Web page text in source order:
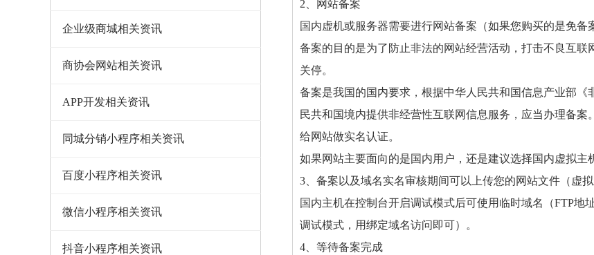
企业级商城相关资讯
商协会网站相关资讯
APP开发相关资讯
同城分销小程序相关资讯
百度小程序相关资讯
微信小程序相关资讯
抖音小程序相关资讯
2、网站备案
国内虚机或服务器需要进行网站备案（如果您购买的是免备
备案的目的是为了防止非法的网站经营活动，打击不良互
关停。
备案是我国的国内要求，根据中华人民共和国信息产业部
民共和国境内提供非经营性互联网信息服务，应当办理备
给网站做实名认证。
如果网站主要面向的是国内用户，还是建议选择国内虚拟主
3、备案以及域名实名审核期间可以上传您的网站文件（虚拟
国内主机在控制台开启调试模式后可使用临时域名（FTP
调试模式，用绑定域名访问即可）。
4、等待备案完成